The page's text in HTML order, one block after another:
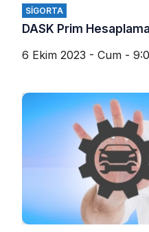
SIGORTA
DASK Prim Hesaplama
6 Ekim 2023 - Cum -